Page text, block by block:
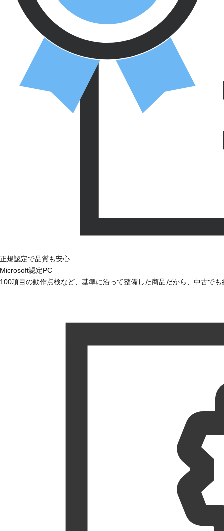
正規認定で品質も安心
Microsoft認定PC
100項目の動作点検など、基準に沿って整備した商品だから、中古で